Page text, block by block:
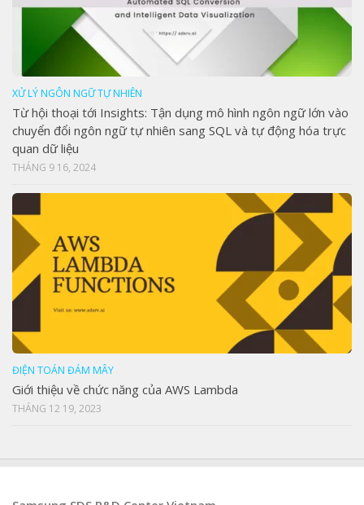
XỬ LÝ NGÔN NGỮ TỰ NHIÊN
Từ hội thoại tới Insights: Tận dụng mô hình ngôn ngữ lớn vào
chuyển đổi ngôn ngữ tự nhiên sang SQL và tự động hóa trực
quan dữ liệu
THÁNG 9 16, 2024
ĐIỆN TOÁN ĐÁM MÂY
Giới thiệu về chức năng của AWS Lambda
THÁNG 12 19, 2023